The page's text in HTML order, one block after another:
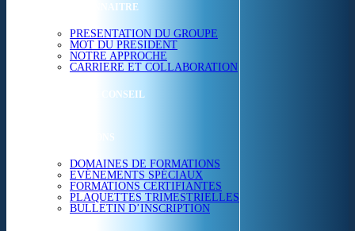
NOUS CONNAITRE
PRESENTATION DU GROUPE
MOT DU PRESIDENT
NOTRE APPROCHE
CARRIERE ET COLLABORATION
ETUDES & CONSEIL
FORMATIONS
DOMAINES DE FORMATIONS
EVÉNEMENTS SPÉCIAUX
FORMATIONS CERTIFIANTES
PLAQUETTES TRIMESTRIELLES
BULLETIN D’INSCRIPTION